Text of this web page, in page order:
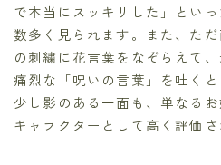
で本当にスッキリした」とい
数多く見られます。また、た
の刺繍に花言葉をなぞらえて
痛烈な「呪いの言葉」を吐く
少し影のある一面も、単なる
キャラクターとして高く評価さ